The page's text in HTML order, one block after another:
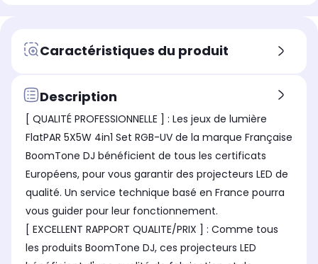
Caractéristiques du produit
Description
[ QUALITÉ PROFESSIONNELLE ] : Les jeux de lumière
FlatPAR 5X5W 4in1 Set RGB-UV de la marque Française
BoomTone DJ bénéficient de tous les certificats
Européens, pour vous garantir des projecteurs LED de
qualité. Un service technique basé en France pourra
vous guider pour leur fonctionnement.
[ EXCELLENT RAPPORT QUALITE/PRIX ] : Comme tous
les produits BoomTone DJ, ces projecteurs LED